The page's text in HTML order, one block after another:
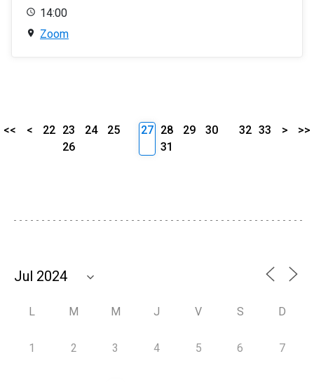
14:00
Zoom
<< < 22 23 24
25
26
27 28 29
30
31
32 33 > >>
L M M J V S D
1 2 3 4 5 6 7